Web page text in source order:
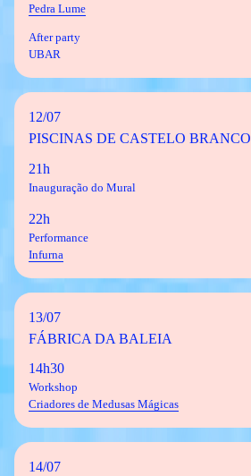
Pedra Lume
After party
UBAR
12/07
PISCINAS DE CASTELO BRANCO
21h
Inauguração do Mural
22h
Performance
Infurna
13/07
FÁBRICA DA BALEIA
14h30
Workshop
Criadores de Medusas Mágicas
14/07